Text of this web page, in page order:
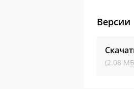
Версии
(2.08